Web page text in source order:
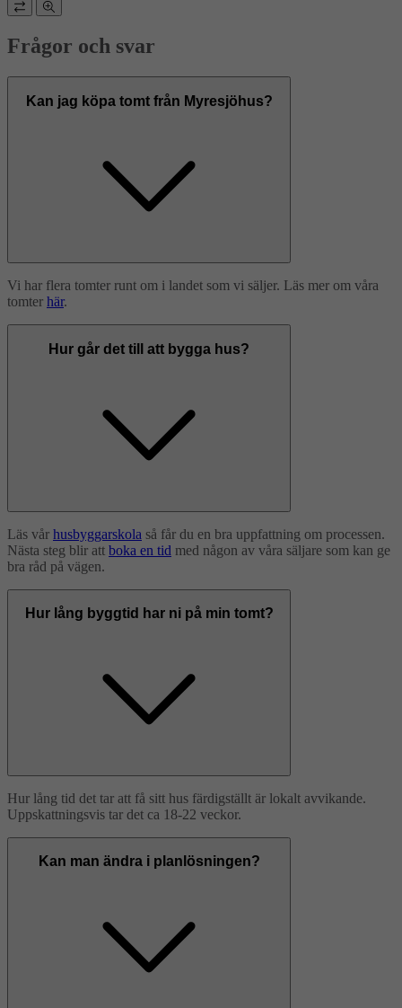
Frågor och svar
Kan jag köpa tomt från Myresjöhus?
Vi har flera tomter runt om i landet som vi säljer. Läs mer om våra
tomter här.
Hur går det till att bygga hus?
Läs vår husbyggarskola så får du en bra uppfattning om processen.
Nästa steg blir att boka en tid med någon av våra säljare som kan ge
bra råd på vägen.
Hur lång byggtid har ni på min tomt?
Hur lång tid det tar att få sitt hus färdigställt är lokalt avvikande.
Uppskattningsvis tar det ca 18-22 veckor.
Kan man ändra i planlösningen?